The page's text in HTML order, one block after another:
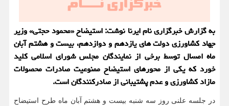
به گزارش خبرگزاری نام ایرنا نوشت: استیضاح «محمود حجتی» وزیر
جهاد كشاورزی دولت های یازدهم و دوازدهم، بیست و هشتم آبان
ماه امسال توسط برخی از نمایندگان مجلس شورای اسلامی كلید
خورد كه یكی از محورهای استیضاح ممنوعیت صادرات محصولات
مازاد كشاورزی و عدم پشتیبانی از صادركنندگان است.
در جلسه علنی روز سه شنبه بیست و هشتم آبان ماه طرح استیضاح